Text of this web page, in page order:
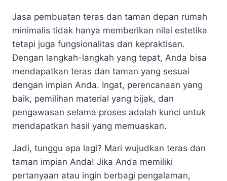
Jasa pembuatan teras dan taman depan rumah
minimalis tidak hanya memberikan nilai estetika
tetapi juga fungsionalitas dan kepraktisan.
Dengan langkah-langkah yang tepat, Anda bisa
mendapatkan teras dan taman yang sesuai
dengan impian Anda. Ingat, perencanaan yang
baik, pemilihan material yang bijak, dan
pengawasan selama proses adalah kunci untuk
mendapatkan hasil yang memuaskan.
Jadi, tunggu apa lagi? Mari wujudkan teras dan
taman impian Anda! Jika Anda memiliki
pertanyaan atau ingin berbagi pengalaman,